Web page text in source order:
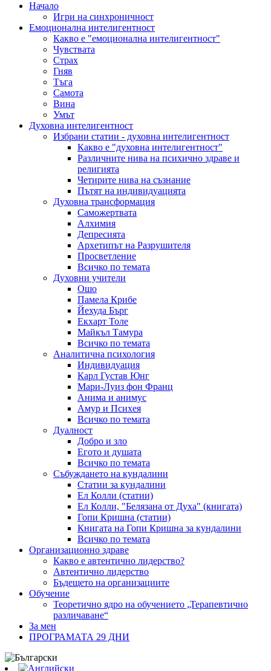
Начало
Игри на синхроничност
Емоционална интелигентност
Какво е "емоционална интелигентност"
Чувствата
Страх
Гняв
Тъга
Самота
Вина
Умът
Духовна интелигентност
Избрани статии - духовна интелигентност
Какво е "духовна интелигентност"
Различните нива на психично здраве и
религията
Четирите нива на съзнание
Пътят на индивидуацията
Духовна трансформация
Саможертвата
Алхимия
Депресията
Архетипът на Разрушителя
Просветление
Всичко по темата
Духовни учители
Ошо
Памела Крибе
Йехуда Бърг
Екхарт Толе
Майкъл Тамура
Всичко по темата
Аналитична психология
Индивидуация
Карл Густав Юнг
Мари-Луиз фон Франц
Анима и анимус
Амур и Психея
Всичко по темата
Дуалност
Добро и зло
Егото и душата
Всичко по темата
Събуждането на кундалини
Статии за кундалини
Ел Колли (статии)
Ел Колли, "Белязана от Духа" (книгата)
Гопи Кришна (статии)
Книгата на Гопи Кришна за кундалини
Всичко по темата
Организационно здраве
Какво е автентично лидерство?
Автентично лидерство
Бъдещето на организациите
Обучение
Теоретично ядро на обучението „Терапевтично
различаване“
За мен
ПРОГРАМАТА 29 ДНИ